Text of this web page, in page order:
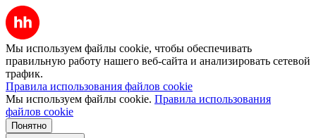
Мы используем файлы cookie, чтобы обеспечивать
правильную работу нашего веб-сайта и анализировать сетевой
трафик.
Правила использования файлов cookie
Мы используем файлы cookie. Правила использования
файлов cookie
Понятно